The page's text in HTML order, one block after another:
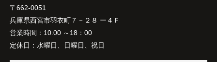
〒662-0051
兵庫県西宮市羽衣町７－２８ ー４Ｆ
営業時間： 10:00 ～18：00
定休日： 水曜日、日曜日、祝日